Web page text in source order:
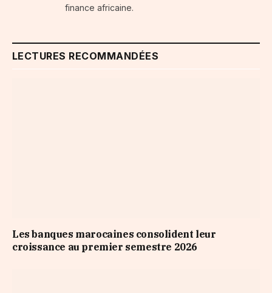
finance africaine.
LECTURES RECOMMANDÉES
Les banques marocaines consolident leur
croissance au premier semestre 2026